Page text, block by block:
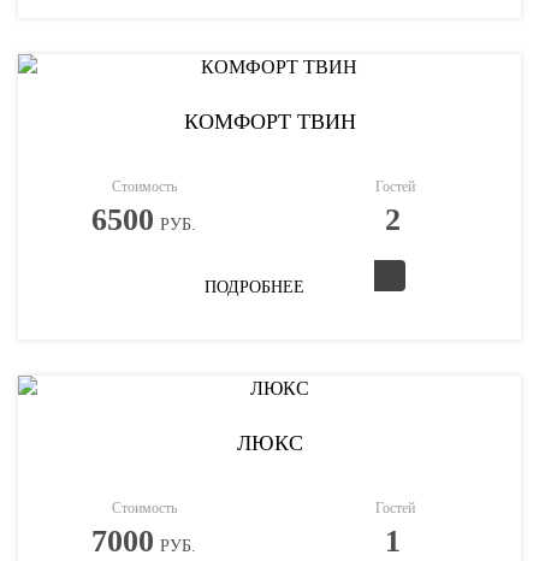
КОМФОРТ ТВИН
Стоимость
6500 РУБ.
Гостей
2
ПОДРОБНЕЕ
ЛЮКС
Стоимость
7000 РУБ.
Гостей
1